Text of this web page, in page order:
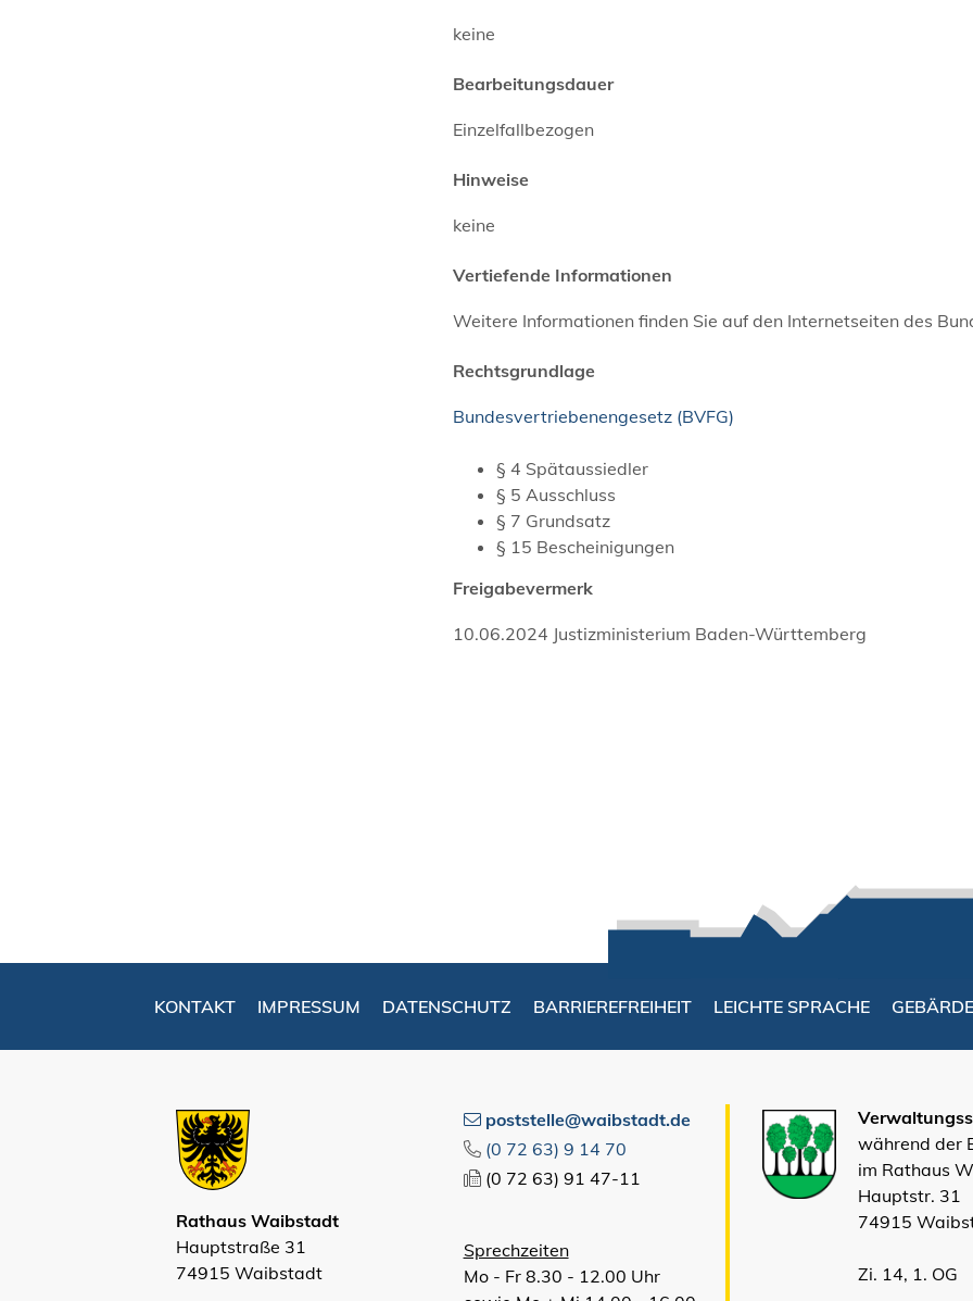
keine
Bearbeitungsdauer
Einzelfallbezogen
Hinweise
keine
Vertiefende Informationen
Weitere Informationen finden Sie auf den Internetseiten des
Rechtsgrundlage
Bundesvertriebenengesetz (BVFG)
§ 4 Spätaussiedler
§ 5 Ausschluss
§ 7 Grundsatz
§ 15 Bescheinigungen
Freigabevermerk
10.06.2024 Justizministerium Baden-Württemberg
KONTAKT IMPRESSUM DATENSCHUTZ BARRIEREFREIHEIT LEICHTE SPRACHE
Rathaus Waibstadt
Hauptstraße 31
74915 Waibstadt
poststelle@waibstadt.de
(0 72 63) 9 14 70
(0 72 63) 91 47-11
Sprechzeiten
Mo - Fr 8.30 - 12.00 Uhr
während der
im Rathaus
Hauptstr. 31
74915
Zi. 14, 1. OG